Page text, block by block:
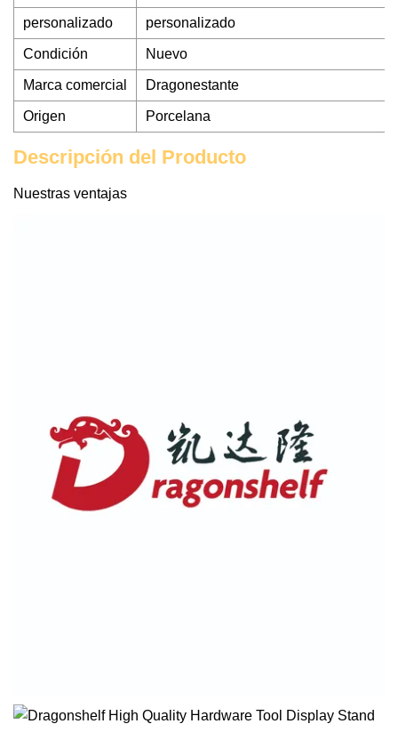
personalizado personalizado
Condición Nuevo
Marca comercial Dragonestante
Origen Porcelana
Descripción del Producto
Nuestras ventajas